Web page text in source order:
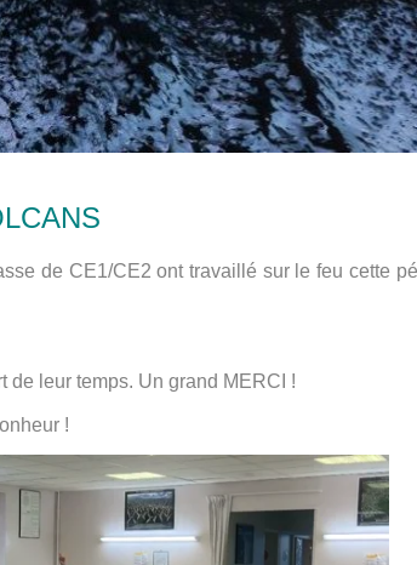
de CE1/CE2 ont travaillé sur le feu cette
leur temps. Un grand MERCI !
!